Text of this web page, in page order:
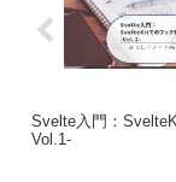
Svelte入門：
Vol.1-